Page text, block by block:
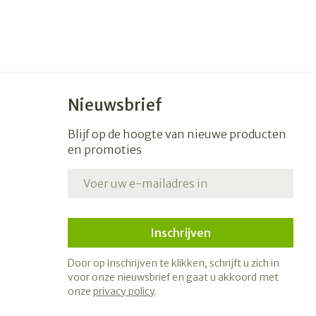
Nieuwsbrief
Blijf op de hoogte van nieuwe producten
en promoties
Inschrijven
Door op inschrijven te klikken, schrijft u zich in
voor onze nieuwsbrief en gaat u akkoord met
onze privacy policy.